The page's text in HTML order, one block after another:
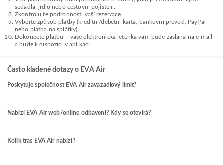
sedadla, jídlo nebo cestovní pojištění.
Zkontrolujte podrobnosti vaší rezervace.
Vyberte způsob platby (kreditní/debetní karta, bankovní převod, PayPal
nebo platba na splátky).
Dokončete platbu – vaše elektronická letenka vám bude zaslána na e-mail
a bude k dispozici v aplikaci.
Často kladené dotazy o EVA Air
Poskytuje společnost EVA Air zavazadlový limit?
Nabízí EVA Air web/online odbavení? Kdy se otevírá?
Kolik tras EVA Air nabízí?